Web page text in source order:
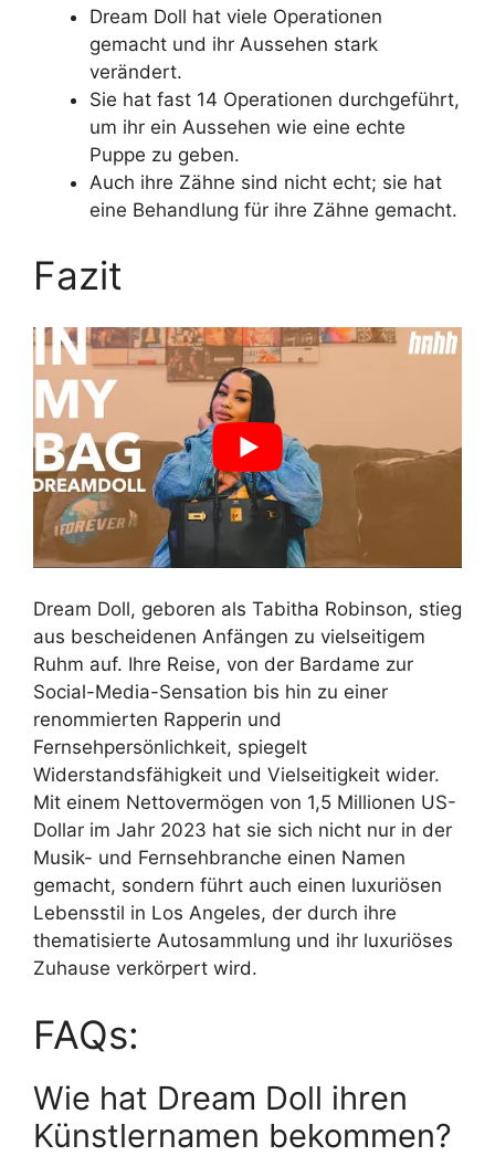
Dream Doll hat viele Operationen
gemacht und ihr Aussehen stark
verändert.
Sie hat fast 14 Operationen durchgeführt,
um ihr ein Aussehen wie eine echte
Puppe zu geben.
Auch ihre Zähne sind nicht echt; sie hat
eine Behandlung für ihre Zähne gemacht.
Fazit
Dream Doll, geboren als Tabitha Robinson, stieg
aus bescheidenen Anfängen zu vielseitigem
Ruhm auf. Ihre Reise, von der Bardame zur
Social-Media-Sensation bis hin zu einer
renommierten Rapperin und
Fernsehpersönlichkeit, spiegelt
Widerstandsfähigkeit und Vielseitigkeit wider.
Mit einem Nettovermögen von 1,5 Millionen US-
Dollar im Jahr 2023 hat sie sich nicht nur in der
Musik- und Fernsehbranche einen Namen
gemacht, sondern führt auch einen luxuriösen
Lebensstil in Los Angeles, der durch ihre
thematisierte Autosammlung und ihr luxuriöses
Zuhause verkörpert wird.
FAQs:
Wie hat Dream Doll ihren
Künstlernamen bekommen?